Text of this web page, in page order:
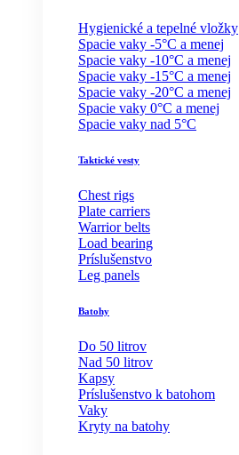
Hygienické a tepelné vložky
Spacie vaky -5°C a menej
Spacie vaky -10°C a menej
Spacie vaky -15°C a menej
Spacie vaky -20°C a menej
Spacie vaky 0°C a menej
Spacie vaky nad 5°C
Taktické vesty
Chest rigs
Plate carriers
Warrior belts
Load bearing
Príslušenstvo
Leg panels
Batohy
Do 50 litrov
Nad 50 litrov
Kapsy
Príslušenstvo k batohom
Vaky
Kryty na batohy